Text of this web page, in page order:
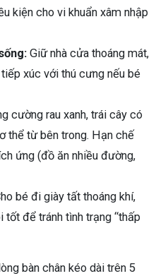
kiện cho vi khuẩn xâm nhập
Giữ nhà cửa thoáng mát,
xúc với thú cưng nếu bé
cường rau xanh, trái cây có
thể từ bên trong. Hạn chế
ứng (đồ ăn nhiều đường,
bé đi giày tất thoáng khí,
để tránh tình trạng “thấp
bàn chân kéo dài trên 5